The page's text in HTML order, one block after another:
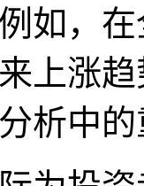
如，
上涨
析中的